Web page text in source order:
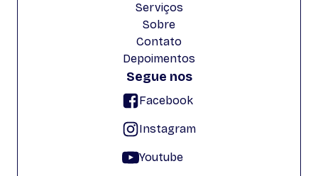
Serviços
Sobre
Contato
Depoimentos
Segue nos
Facebook
Instagram
Youtube